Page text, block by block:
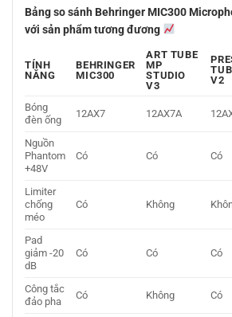
Bảng so sánh Behringer MIC300
với sản phẩm tương đương
TÍNH
NĂNG
BEHRINGER
MIC300
ART TUBE
MP
STUDIO
V3
V2
Bóng
đèn ống
12AX7 12AX7A
Nguồn
Phantom
+48V
Có Có Có
Limiter
chống
méo
Có Không
Pad
giảm -20
dB
Có Có Có
Công tắc
đảo pha
Có Không Có